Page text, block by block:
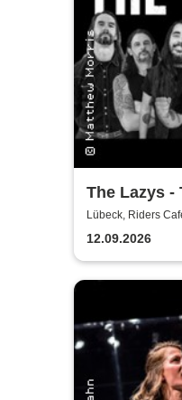
The Lazys -
Tour 2026
Lübeck, Riders
12.09.2026